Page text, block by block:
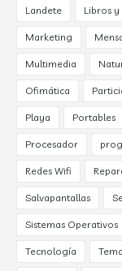
Landete Libros y
Marketing
Multimedia
Ofimática
Playa Portables
Procesador
Redes Wifi
Salvapantallas
Sistemas Operativos
Tecnología